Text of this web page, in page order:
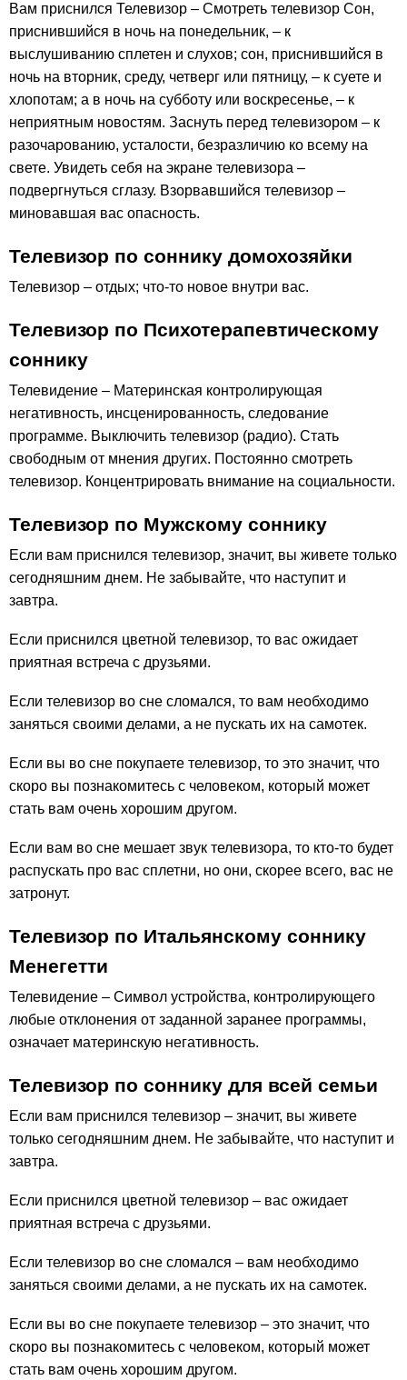
Вам приснился Телевизор – Смотреть телевизор Сон,
приснившийся в ночь на понедельник, – к
выслушиванию сплетен и слухов; сон, приснившийся в
ночь на вторник, среду, четверг или пятницу, – к суете и
хлопотам; а в ночь на субботу или воскресенье, – к
неприятным новостям. Заснуть перед телевизором – к
разочарованию, усталости, безразличию ко всему на
свете. Увидеть себя на экране телевизора –
подвергнуться сглазу. Взорвавшийся телевизор –
миновавшая вас опасность.
Телевизор по соннику домохозяйки
Телевизор – отдых; что-то новое внутри вас.
Телевизор по Психотерапевтическому
соннику
Телевидение – Материнская контролирующая
негативность, инсценированность, следование
программе. Выключить телевизор (радио). Стать
свободным от мнения других. Постоянно смотреть
телевизор. Концентрировать внимание на социальности.
Телевизор по Мужскому соннику
Если вам приснился телевизор, значит, вы живете только
сегодняшним днем. Не забывайте, что наступит и
завтра.
Если приснился цветной телевизор, то вас ожидает
приятная встреча с друзьями.
Если телевизор во сне сломался, то вам необходимо
заняться своими делами, а не пускать их на самотек.
Если вы во сне покупаете телевизор, то это значит, что
скоро вы познакомитесь с человеком, который может
стать вам очень хорошим другом.
Если вам во сне мешает звук телевизора, то кто-то будет
распускать про вас сплетни, но они, скорее всего, вас не
затронут.
Телевизор по Итальянскому соннику
Менегетти
Телевидение – Символ устройства, контролирующего
любые отклонения от заданной заранее программы,
означает материнскую негативность.
Телевизор по соннику для всей семьи
Если вам приснился телевизор – значит, вы живете
только сегодняшним днем. Не забывайте, что наступит и
завтра.
Если приснился цветной телевизор – вас ожидает
приятная встреча с друзьями.
Если телевизор во сне сломался – вам необходимо
заняться своими делами, а не пускать их на самотек.
Если вы во сне покупаете телевизор – это значит, что
скоро вы познакомитесь с человеком, который может
стать вам очень хорошим другом.